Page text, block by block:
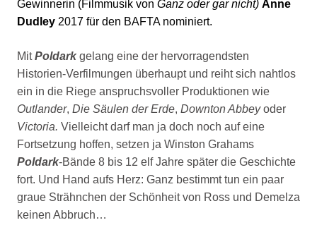
Gewinnerin (Filmmusik von Ganz oder gar nicht) Anne
Dudley 2017 für den BAFTA nominiert.
MitPoldark gelang eine der hervorragendsten
Historien-Verfilmungen überhaupt und reiht sich nahtlos
ein in die Riege anspruchsvoller Produktionen wie
Outlander, Die Säulen der Erde, Downton Abbeyoder
Victoria. Vielleicht darf man ja doch noch auf eine
Fortsetzung hoffen, setzen ja Winston Grahams
Poldark-Bände 8 bis 12 elf Jahre später die Geschichte
fort. Und Hand aufs Herz: Ganz bestimmt tun ein paar
graue Strähnchen der Schönheit von Ross und Demelza
keinen Abbruch…